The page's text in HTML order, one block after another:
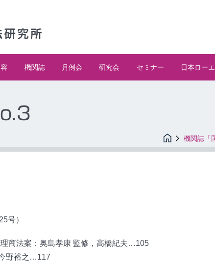
機関誌 月例会 研究会 セミナー 日本ロー
機関誌「
号）
商法案：奥島孝康 監修，高橋紀夫…105
野裕之…117